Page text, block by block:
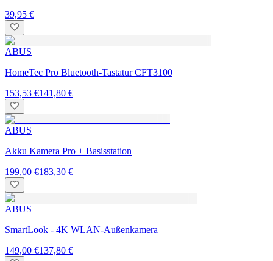
39,95 €
ABUS
HomeTec Pro Bluetooth-Tastatur CFT3100
153,53 €141,80 €
ABUS
Akku Kamera Pro + Basisstation
199,00 €183,30 €
ABUS
SmartLook - 4K WLAN-Außenkamera
149,00 €137,80 €